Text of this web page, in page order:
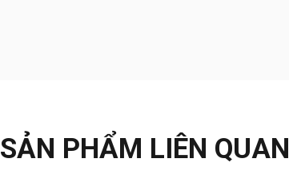
SẢN PHẨM LIÊN QUAN